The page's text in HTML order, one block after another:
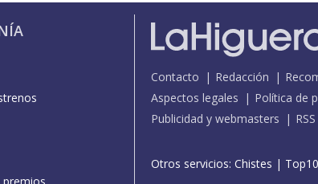
Contacto Redacción
Aspectos legales
Política de
Publicidad y webmasters
RSS
Otros servicios: Chistes |